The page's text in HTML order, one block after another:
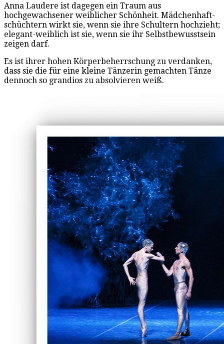
Anna Laudere ist dagegen ein Traum aus
hochgewachsener weiblicher Schönheit. Mädchenhaft-
schüchtern wirkt sie, wenn sie ihre Schultern hochzieht;
elegant-weiblich ist sie, wenn sie ihr Selbstbewusstsein
zeigen darf.
Es ist ihrer hohen Körperbeherrschung zu verdanken,
dass sie die für eine kleine Tänzerin gemachten Tänze
dennoch so grandios zu absolvieren weiß.